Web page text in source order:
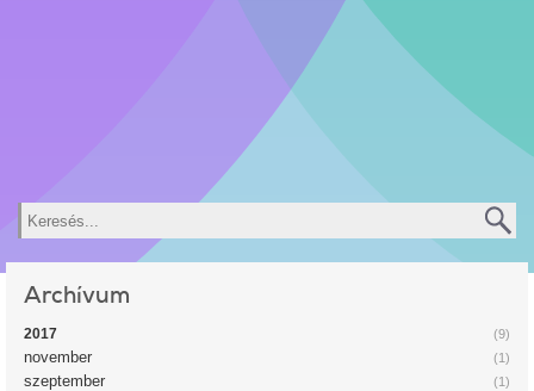
Keresés
Archívum
(9)
2017
(1)
november
(1)
szeptember